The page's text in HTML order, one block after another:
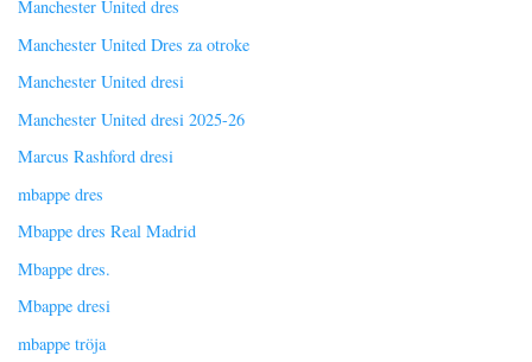
Manchester United dres
Manchester United Dres za otroke
Manchester United dresi
Manchester United dresi 2025-26
Marcus Rashford dresi
mbappe dres
Mbappe dres Real Madrid
Mbappe dres.
Mbappe dresi
mbappe tröja